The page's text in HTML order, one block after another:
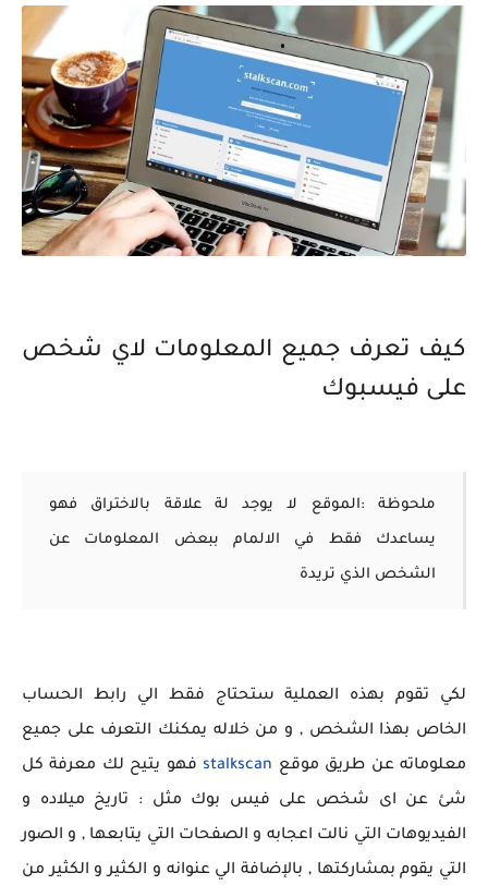
كيف تعرف جميع المعلومات لاي شخص
على فيسبوك
ملحوظة :الموقع لا يوجد لة علاقة بالاختراق فهو
يساعدك فقط في الالمام ببعض المعلومات عن
الشخص الذي تريدة
لكي تقوم بهذه العملية ستحتاج فقط الي رابط الحساب
الخاص بهذا الشخص , و من خلاله يمكنك التعرف على جميع
معلوماته عن طريق موقع stalkscan فهو يتيح لك معرفة كل
شئ عن اى شخص على فيس بوك مثل : تاريخ ميلاده و
الفيديوهات التي نالت اعجابه و الصفحات التي يتابعها , و الصور
التي يقوم بمشاركتها , بالإضافة الي عنوانه و الكثير و الكثير من